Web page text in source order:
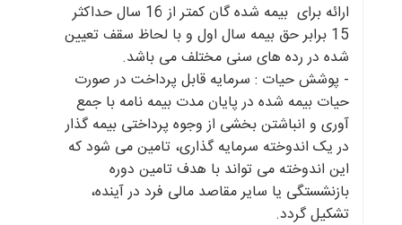
ارائه برای بیمه شده گان کمتر از 16 سال حداکثر
15 برابر حق بیمه سال اول و با لحاظ سقف تعیین
شده در رده های سنی مختلف می باشد.
- پوشش حیات : سرمایه قابل پرداخت در صورت
حیات بیمه شده در پایان مدت بیمه نامه با جمع
آوری و انباشتن بخشی از وجوه پرداختی بیمه گذار
در یک اندوخته سرمایه گذاری، تامین می شود که
این اندوخته می تواند با هدف تامین دوره
بازنشستگی یا سایر مقاصد مالی فرد در آینده،
تشکیل گردد.